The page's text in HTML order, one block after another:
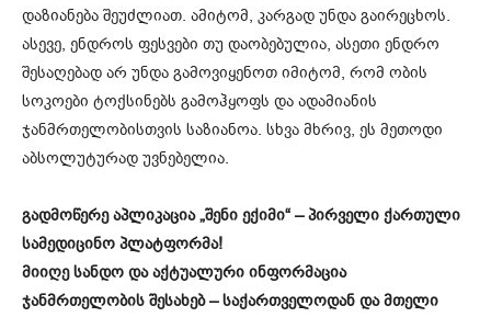
დაზიანება შეუძლიათ. ამიტომ, კარგად უნდა გაირეცხოს.
ასევე, ენდროს ფესვები თუ დაობებულია, ასეთი ენდრო
შესაღებად არ უნდა გამოვიყენოთ იმიტომ, რომ ობის
სოკოები ტოქსინებს გამოჰყოფს და ადამიანის
ჯანმრთელობისთვის საზიანოა. სხვა მხრივ, ეს მეთოდი
აბსოლუტურად უვნებელია.
გადმოწერე აპლიკაცია „შენი ექიმი“ – პირველი ქართული
სამედიცინო პლატფორმა!
მიიღე სანდო და აქტუალური ინფორმაცია
ჯანმრთელობის შესახებ – საქართველოდან და მთელი